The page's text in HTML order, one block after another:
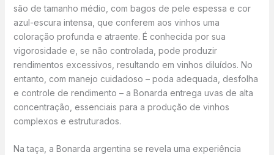
são de tamanho médio, com bagos de pele espessa e cor
azul-escura intensa, que conferem aos vinhos uma
coloração profunda e atraente. É conhecida por sua
vigorosidade e, se não controlada, pode produzir
rendimentos excessivos, resultando em vinhos diluídos. No
entanto, com manejo cuidadoso – poda adequada, desfolha
e controle de rendimento – a Bonarda entrega uvas de alta
concentração, essenciais para a produção de vinhos
complexos e estruturados.
Na taça, a Bonarda argentina se revela uma experiência